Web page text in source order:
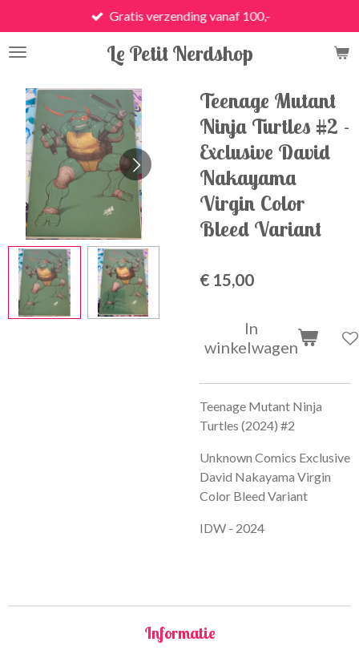
direct
naar
hoofdinhoud
Le Petit Nerdshop
Gratis verzending vanaf 100,-
Teenage Mutant
Ninja Turtles #2 -
Exclusive David
Nakayama
Virgin Color
Bleed Variant
€ 15,00
In
winkelwagen
Teenage Mutant Ninja
Turtles (2024) #2
Unknown Comics Exclusive
David Nakayama Virgin
Color Bleed Variant
IDW - 2024
Informatie